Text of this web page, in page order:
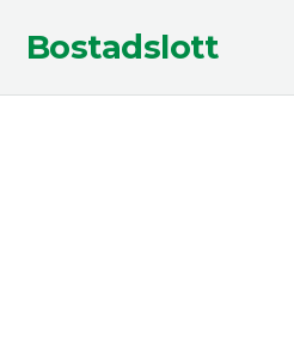
Bostadslott